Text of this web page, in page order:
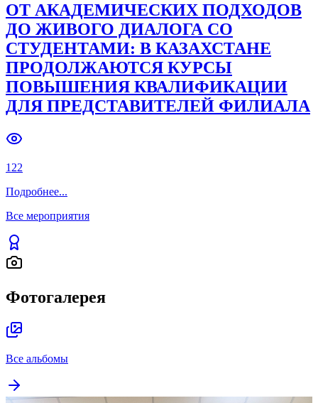
ОТ АКАДЕМИЧЕСКИХ ПОДХОДОВ
ДО ЖИВОГО ДИАЛОГА СО
СТУДЕНТАМИ: В КАЗАХСТАНЕ
ПРОДОЛЖАЮТСЯ КУРСЫ
ПОВЫШЕНИЯ КВАЛИФИКАЦИИ
ДЛЯ ПРЕДСТАВИТЕЛЕЙ ФИЛИАЛА
122
Подробнее...
Все мероприятия
Фотогалерея
Все альбомы